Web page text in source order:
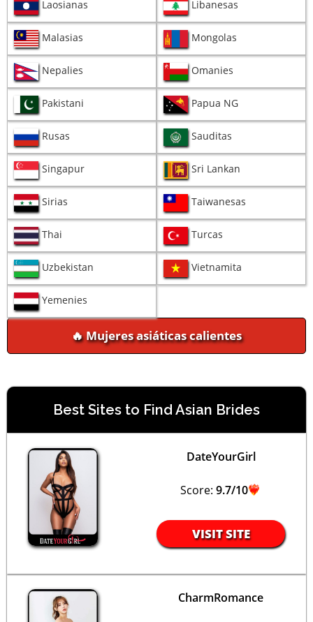
Laosianas Libanesas
Malasias Mongolas
Nepalies Omanies
Pakistani Papua NG
Rusas Sauditas
Singapur Sri Lankan
Sirias Taiwanesas
Thai Turcas
Uzbekistan Vietnamita
Yemenies
🔥 Mujeres asiáticas calientes
Best Sites to Find Asian Brides
DateYourGirl
Score: 9.7/10
VISIT SITE
CharmRomance